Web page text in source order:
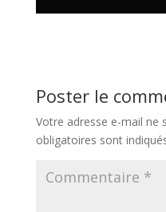
Poster le
Votre adresse e-mail ne
obligatoires sont